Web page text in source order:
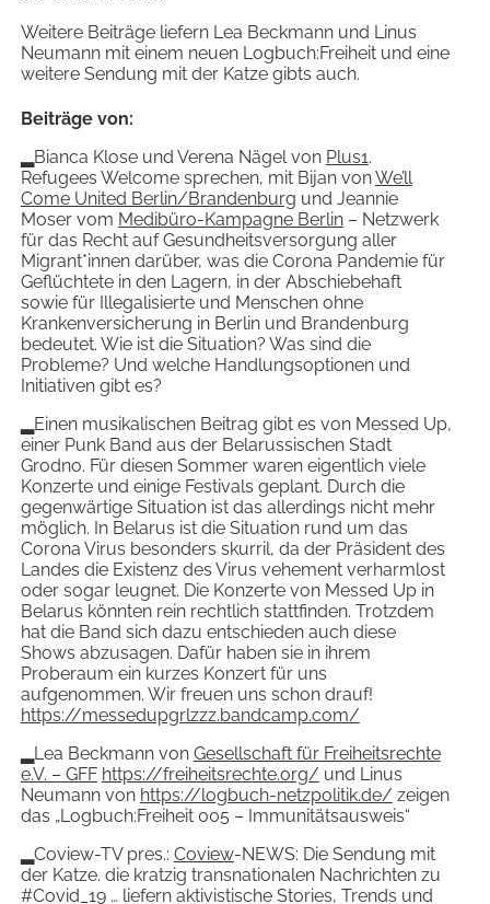
Weitere Beiträge liefern Lea Beckmann und Linus
Neumann mit einem neuen Logbuch:Freiheit und eine
weitere Sendung mit der Katze gibts auch.
Beiträge von:
▂Bianca Klose und Verena Nägel von Plus1.
Refugees Welcome sprechen, mit Bijan vonWe’ll
Come United Berlin/Brandenburg und Jeannie
Moser vom Medibüro-Kampagne Berlin– Netzwerk
für das Recht auf Gesundheitsversorgung aller
Migrant*innen darüber, was die Corona Pandemie für
Geflüchtete in den Lagern, in der Abschiebehaft
sowie für Illegalisierte und Menschen ohne
Krankenversicherung in Berlin und Brandenburg
bedeutet. Wie ist die Situation? Was sind die
Probleme? Und welche Handlungsoptionen und
Initiativen gibt es?
▂Einen musikalischen Beitrag gibt es von Messed Up,
einer Punk Band aus der Belarussischen Stadt
Grodno. Für diesen Sommer waren eigentlich viele
Konzerte und einige Festivals geplant. Durch die
gegenwärtige Situation ist das allerdings nicht mehr
möglich. In Belarus ist die Situation rund um das
Corona Virus besonders skurril, da der Präsident des
Landes die Existenz des Virus vehement verharmlost
oder sogar leugnet. Die Konzerte von Messed Up in
Belarus könnten rein rechtlich stattfinden. Trotzdem
hat die Band sich dazu entschieden auch diese
Shows abzusagen. Dafür haben sie in ihrem
Proberaum ein kurzes Konzert für uns
aufgenommen. Wir freuen uns schon drauf!
https://messedupgrlzzz.bandcamp.com/
▂Lea Beckmann von Gesellschaft für Freiheitsrechte
e.V. – GFF https://freiheitsrechte.org/ und Linus
Neumann von https://logbuch-netzpolitik.de/ zeigen
das „Logbuch:Freiheit 005 – Immunitätsausweis“
▂Coview-TV pres.: Coview-NEWS: Die Sendung mit
der Katze. die kratzig transnationalen Nachrichten zu
#Covid_19 … liefern aktivistische Stories, Trends und